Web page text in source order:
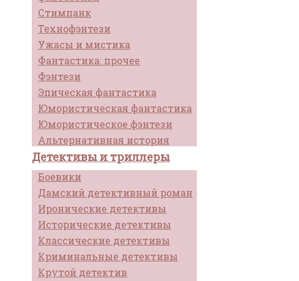
Стимпанк
Технофэнтези
Ужасы и мистика
Фантастика: прочее
Фэнтези
Эпическая фантастика
Юмористическая фантастика
Юмористическое фэнтези
Альтернативная история
Детективы и триллеры
Боевики
Дамский детективный роман
Иронические детективы
Исторические детективы
Классические детективы
Криминальные детективы
Крутой детектив